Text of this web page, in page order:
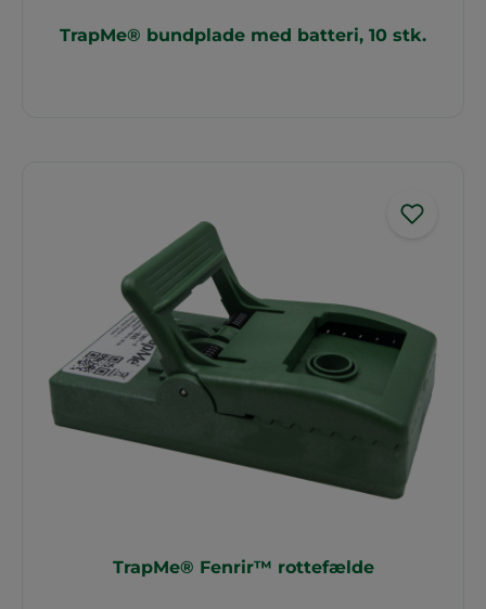
TrapMe® bundplade med batteri, 10 stk.
TrapMe® Fenrir™ rottefælde